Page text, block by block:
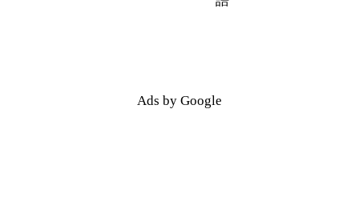
漢字検索
Ads by Google
漢字検索